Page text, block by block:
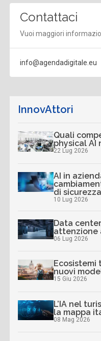
Contattaci
Vuoi maggiori
info@agendadigitale.eu
InnovAttori
Quali
physical AI
22 Lug 2026
AI in
di sicurezza
10 Lug 2026
Data
attenzione
06 Lug 2026
Ecosistemi
nuovi
15 Giu 2026
L’IA nel
la mappa
08 Mag 2026